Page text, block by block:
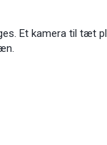
Et kamera til tæt